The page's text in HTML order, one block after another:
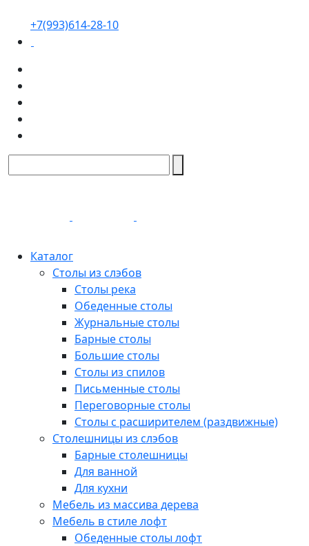
+7(993)614-28-10
Каталог
Столы из слэбов
Столы река
Обеденные столы
Журнальные столы
Барные столы
Большие столы
Столы из спилов
Письменные столы
Переговорные столы
Столы с расширителем (раздвижные)
Столешницы из слэбов
Барные столешницы
Для ванной
Для кухни
Мебель из массива дерева
Мебель в стиле лофт
Обеденные столы лофт